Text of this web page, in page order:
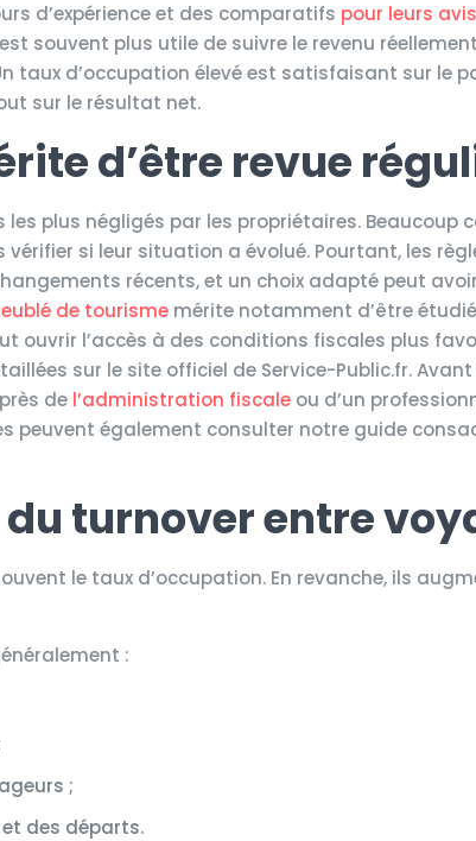
d’expérience et des comparatifs pour leurs avis
souvent plus utile de suivre le revenu
taux d’occupation élevé est satisfaisant sur le
sur le résultat net.
d’être revue
les plus négligés par les propriétaires. Beaucoup
si leur situation a évolué. Pourtant, les
récents, et un choix adapté peut
de tourisme mérite notamment d’être
ouvrir l’accès à des conditions fiscales plus
sur le site officiel de Service-Public.fr.
de l’administration fiscale ou d’un
peuvent également consulter notre guide
du turnover entre
le taux d’occupation. En revanche, ils
:
;
des départs.